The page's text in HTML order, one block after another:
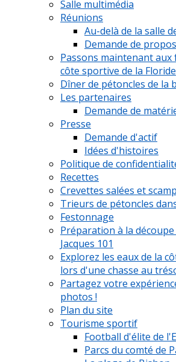
Salle multimédia
Réunions
Au-delà de la salle
Demande de
Passons maintenant
côte sportive de la Floride
Dîner de pétoncles de la
Les partenaires
Demande de
Presse
Demande d'actif
Idées d'histoires
Politique de
Recettes
Crevettes salées et
Trieurs de pétoncles
Festonnage
Préparation à la
Jacques 101
Explorez les eaux de la
lors d'une chasse au
Partagez votre
photos !
Plan du site
Tourisme sportif
Football d'élite de
Parcs du comté de